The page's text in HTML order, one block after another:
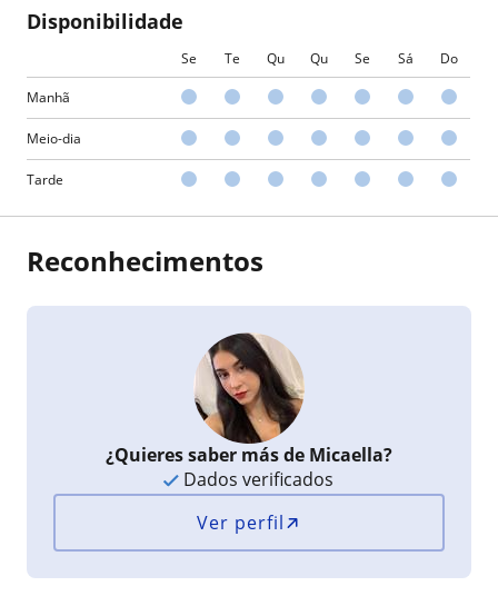
Disponibilidade
Se Te Qu Qu Se Sá Do
Manhã
Meio-dia
Tarde
Reconhecimentos
¿Quieres saber más de Micaella?
Dados verificados
Ver perfil